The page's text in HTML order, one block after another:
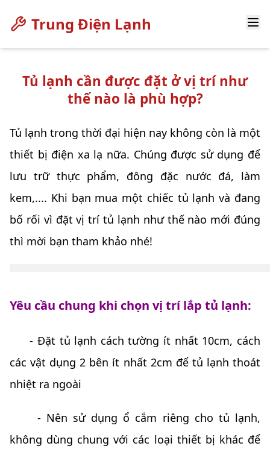
Trung Điện Lạnh
Tủ lạnh cần được đặt ở vị trí như
thế nào là phù hợp?
Tủ lạnh trong thời đại hiện nay không còn là một
thiết bị điện xa lạ nữa. Chúng được sử dụng để
lưu trữ thực phẩm, đông đặc nước đá, làm
kem,.... Khi bạn mua một chiếc tủ lạnh và đang
bố rối vì đặt vị trí tủ lạnh như thế nào mới đúng
thì mời bạn tham khảo nhé!
Yêu cầu chung khi chọn vị trí lắp tủ lạnh:
- Đặt tủ lạnh cách tường ít nhất 10cm, cách
các vật dụng 2 bên ít nhất 2cm để tủ lạnh thoát
nhiệt ra ngoài
- Nên sử dụng ổ cắm riêng cho tủ lạnh,
không dùng chung với các loại thiết bị khác để